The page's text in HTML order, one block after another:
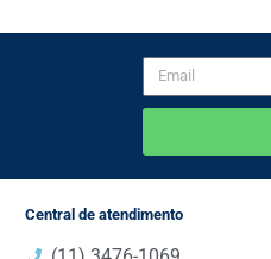
Central de atendimento